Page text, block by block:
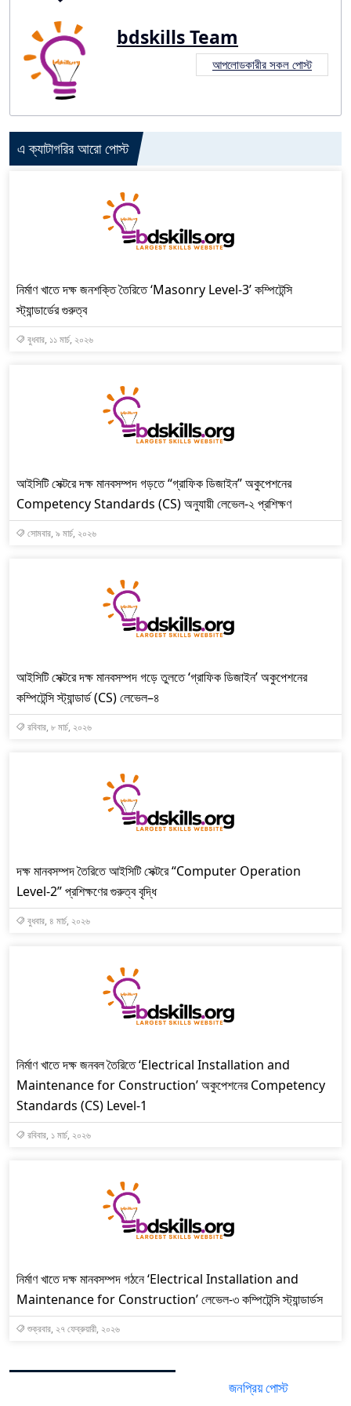
bdskills Team
আপলোডকারীর সকল পোস্ট
এ ক্যাটাগরির আরো পোস্ট
নির্মাণ খাতে দক্ষ জনশক্তি তৈরিতে ‘Masonry Level-3’ কম্পিটেন্সি
স্ট্যান্ডার্ডের গুরুত্ব
বুধবার, ১১ মার্চ, ২০২৬
আইসিটি সেক্টরে দক্ষ মানবসম্পদ গড়তে “গ্রাফিক ডিজাইন” অকুপেশনের
Competency Standards (CS) অনুযায়ী লেভেল-২ প্রশিক্ষণ
সোমবার, ৯ মার্চ, ২০২৬
আইসিটি সেক্টরে দক্ষ মানবসম্পদ গড়ে তুলতে ‘গ্রাফিক ডিজাইন’ অকুপেশনের
কম্পিটেন্সি স্ট্যান্ডার্ড (CS) লেভেল–৪
রবিবার, ৮ মার্চ, ২০২৬
দক্ষ মানবসম্পদ তৈরিতে আইসিটি সেক্টরে “Computer Operation
Level-2” প্রশিক্ষণের গুরুত্ব বৃদ্ধি
বুধবার, ৪ মার্চ, ২০২৬
নির্মাণ খাতে দক্ষ জনবল তৈরিতে ‘Electrical Installation and
Maintenance for Construction’ অকুপেশনের Competency
Standards (CS) Level-1
রবিবার, ১ মার্চ, ২০২৬
নির্মাণ খাতে দক্ষ মানবসম্পদ গঠনে ‘Electrical Installation and
Maintenance for Construction’ লেভেল-৩ কম্পিটেন্সি স্ট্যান্ডার্ডস
শুক্রবার, ২৭ ফেব্রুয়ারী, ২০২৬
জনপ্রিয় পোস্ট